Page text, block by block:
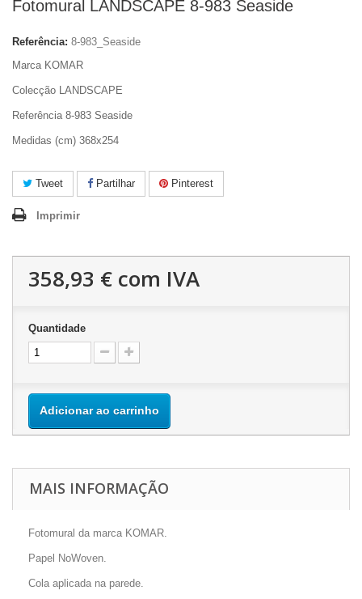
Fotomural LANDSCAPE 8-983 Seaside
Referência: 8-983_Seaside
Marca KOMAR
Colecção LANDSCAPE
Referência 8-983 Seaside
Medidas (cm) 368x254
Tweet Partilhar Pinterest
Imprimir
358,93 € com IVA
Quantidade
Adicionar ao carrinho
MAIS INFORMAÇÃO
Fotomural da marca KOMAR.
Papel NoWoven.
Cola aplicada na parede.